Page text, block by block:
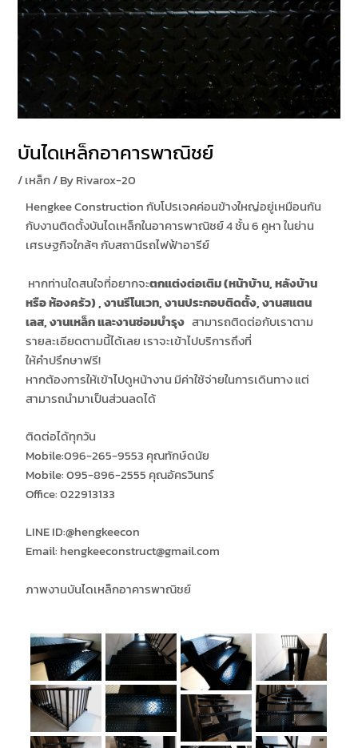
บันไดเหล็กอาคารพาณิชย์
/เหล็ก/ ByRivarox-20
Hengkee Construction กับโปรเจคค่อนข้างใหญ่อยู่เหมือนกัน
กับงานติดตั้งบันไดเหล็กในอาคารพาณิชย์ 4 ชั้น 6 คูหา ในย่าน
เศรษฐกิจใกล้ๆ กับสถานีรถไฟฟ้าอารีย์
หากท่านใดสนใจที่อยากจะตกแต่งต่อเติม (หน้าบ้าน,หลังบ้าน
หรือ ห้องครัว),งานรีโนเวท, งานประกอบติดตั้ง, งานสแตน
เลส,งานเหล็ก และงานซ่อมบำรุง สามารถติดต่อกับเราตาม
รายละเอียดตามนี้ได้เลย เราจะเข้าไปบริการถึงที่
ให้คำปรึกษาฟรี!
หากต้องการให้เข้าไปดูหน้างาน มีค่าใช้จ่ายในการเดินทาง แต่
สามารถนำมาเป็นส่วนลดได้
ติดต่อได้ทุกวัน
Mobile:096-265-9553 คุณทักษ์ดนัย
Mobile: 095-896-2555 คุณอัครวินทร์
Office: 022913133
LINE ID:​@hengkeecon
Email: hengkeeconstruct@gmail.com
ภาพงานบันไดเหล็กอาคารพาณิชย์